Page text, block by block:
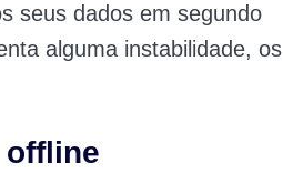
seus dados em segundo
alguma instabilidade, os
offline